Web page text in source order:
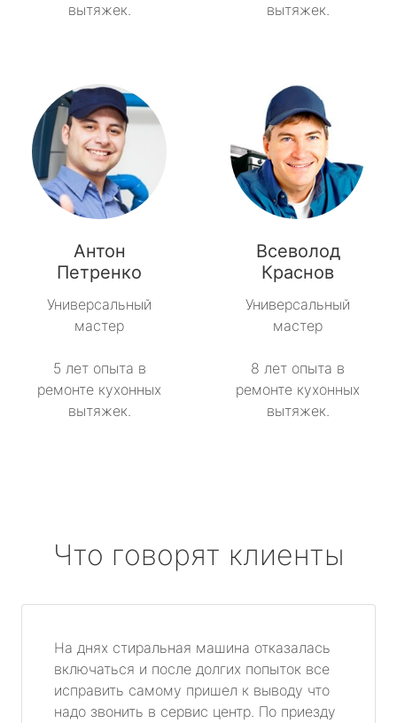
вытяжек.
вытяжек.
Антон
Петренко
Универсальный
мастер
5 лет опыта в
ремонте кухонных
вытяжек.
Всеволод
Краснов
Универсальный
мастер
8 лет опыта в
ремонте кухонных
вытяжек.
Что говорят клиенты
На днях стиральная машина отказалась
включаться и после долгих попыток все
исправить самому пришел к выводу что
надо звонить в сервис центр. По приезду